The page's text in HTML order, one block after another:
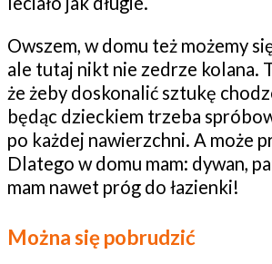
Owszem, w domu też możemy
ale tutaj nikt nie zedrze kolana.
że żeby doskonalić sztukę
będąc dzieckiem trzeba
po każdej nawierzchni. A może
Dlatego w domu mam: dywan,
mam nawet próg do łazienki!
Można się pobrudzić